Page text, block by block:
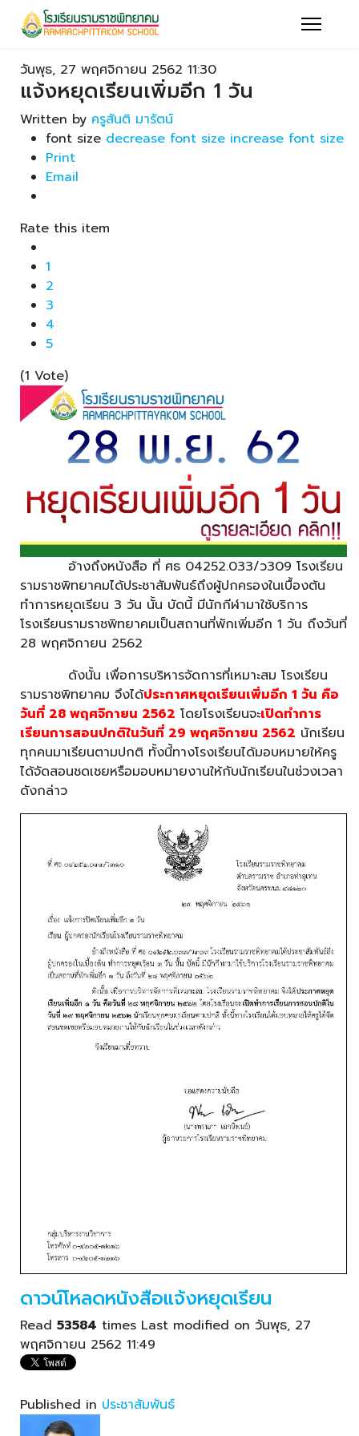
วันพุธ, 27 พฤศจิกายน 2562 11:30
แจ้งหยุดเรียนเพิ่มอีก 1 วัน
Written by ครูสันติ มารัตน์
font size decrease font size increase font size
Print
Email
Rate this item
1
2
3
4
5
(1 Vote)
อ้างถึงหนังสือ ที่ ศธ 04252.033/ว309 โรงเรียน
รามราชพิทยาคมได้ประชาสัมพันธ์ถึงผู้ปกครองในเบื้องต้น
ทำการหยุดเรียน 3 วัน นั้น บัดนี้ มีนักกีฬามาใช้บริการ
โรงเรียนรามราชพิทยาคมเป็นสถานที่พักเพิ่มอีก 1 วัน ถึงวันที่
28 พฤศจิกายน 2562
ดังนั้น เพื่อการบริหารจัดการที่เหมาะสม โรงเรียน
รามราชพิทยาคม จึงได้ประกาศหยุดเรียนเพิ่มอีก 1 วัน คือ
วันที่ 28 พฤศจิกายน 2562 โดยโรงเรียนจะเปิดทำการ
เรียนการสอนปกติในวันที่ 29 พฤศจิกายน 2562 นักเรียน
ทุกคนมาเรียนตามปกติ ทั้งนี้ทางโรงเรียนได้มอบหมายให้ครู
ได้จัดสอนชดเชยหรือมอบหมายงานให้กับนักเรียนในช่วงเวลา
ดังกล่าว
ดาวน์โหลดหนังสือแจ้งหยุดเรียน
Read 53584 times Last modified on วันพุธ, 27
พฤศจิกายน 2562 11:49
Published in ประชาสัมพันธ์